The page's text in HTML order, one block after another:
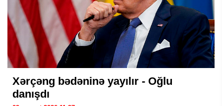
Xərçəng bədəninə yayılır - Oğlu
danışdı